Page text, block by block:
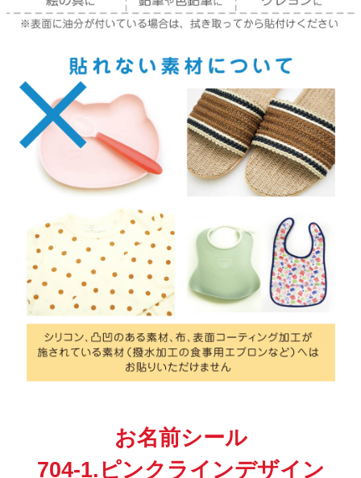
お名前シール
704-1.ピンクラインデザイン